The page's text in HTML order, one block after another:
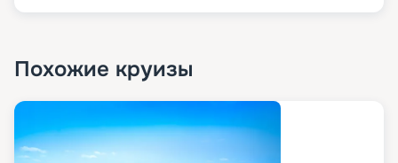
Похожие круизы